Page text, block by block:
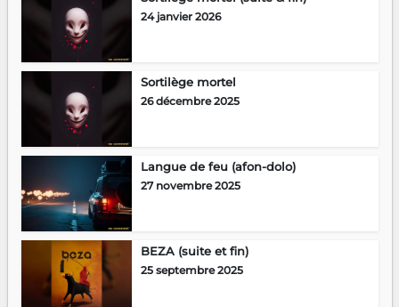
24 janvier 2026
Sortilège mortel
26 décembre 2025
Langue de feu (afon-dolo)
27 novembre 2025
BEZA (suite et fin)
25 septembre 2025